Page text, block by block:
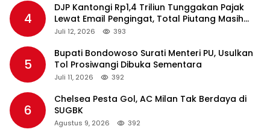
4
DJP Kantongi Rp1,4 Triliun Tunggakan Pajak
Lewat Email Pengingat, Total Piutang Masih
Rp36 Triliun
Juli 12, 2026 393
5
Bupati Bondowoso Surati Menteri PU, Usulkan
Tol Prosiwangi Dibuka Sementara
Juli 11, 2026 392
6
Chelsea Pesta Gol, AC Milan Tak Berdaya di
SUGBK
Agustus 9, 2026 392